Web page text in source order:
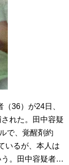
36）が24日、
れた。田中容疑
で、覚醒剤約
いるが、本人は
う。田中容疑者…